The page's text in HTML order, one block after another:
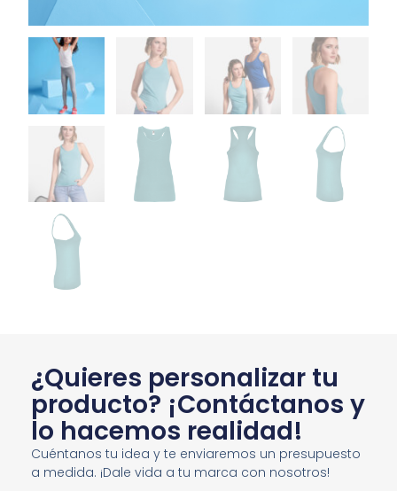
¿Quieres personalizar tu
producto? ¡Contáctanos y
lo hacemos realidad!
Cuéntanos tu idea y te enviaremos un presupuesto
a medida. ¡Dale vida a tu marca con nosotros!